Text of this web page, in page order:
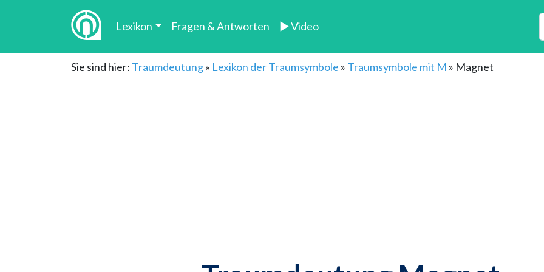
Lexikon Fragen & Antworten ► Video
Sie sind hier: Traumdeutung» Lexikon der Traumsymbole » Traumsymbole mit M » Magnet